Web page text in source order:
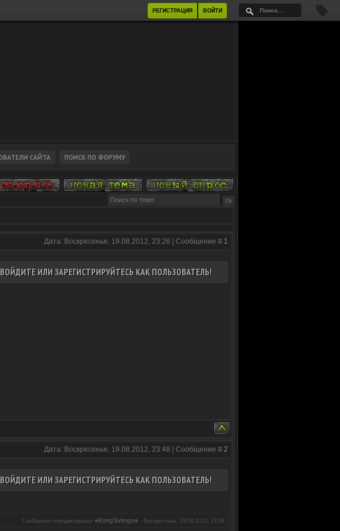
РЕГИСТРАЦИЯ ВОЙТИ
Дата: Воскресенье, 19.08.2012, 23:26 | Сообщение # 1
ВОЙДИТЕ ИЛИ ЗАРЕГИСТРИРУЙТЕСЬ КАК ПОЛЬЗОВАТЕЛЬ!
Дата: Воскресенье, 19.08.2012, 23:48 | Сообщение # 2
ВОЙДИТЕ ИЛИ ЗАРЕГИСТРИРУЙТЕСЬ КАК ПОЛЬЗОВАТЕЛЬ!
Сообщение отредактировал ♠KingSvings♠ - Воскресенье, 19.08.2012, 23:56